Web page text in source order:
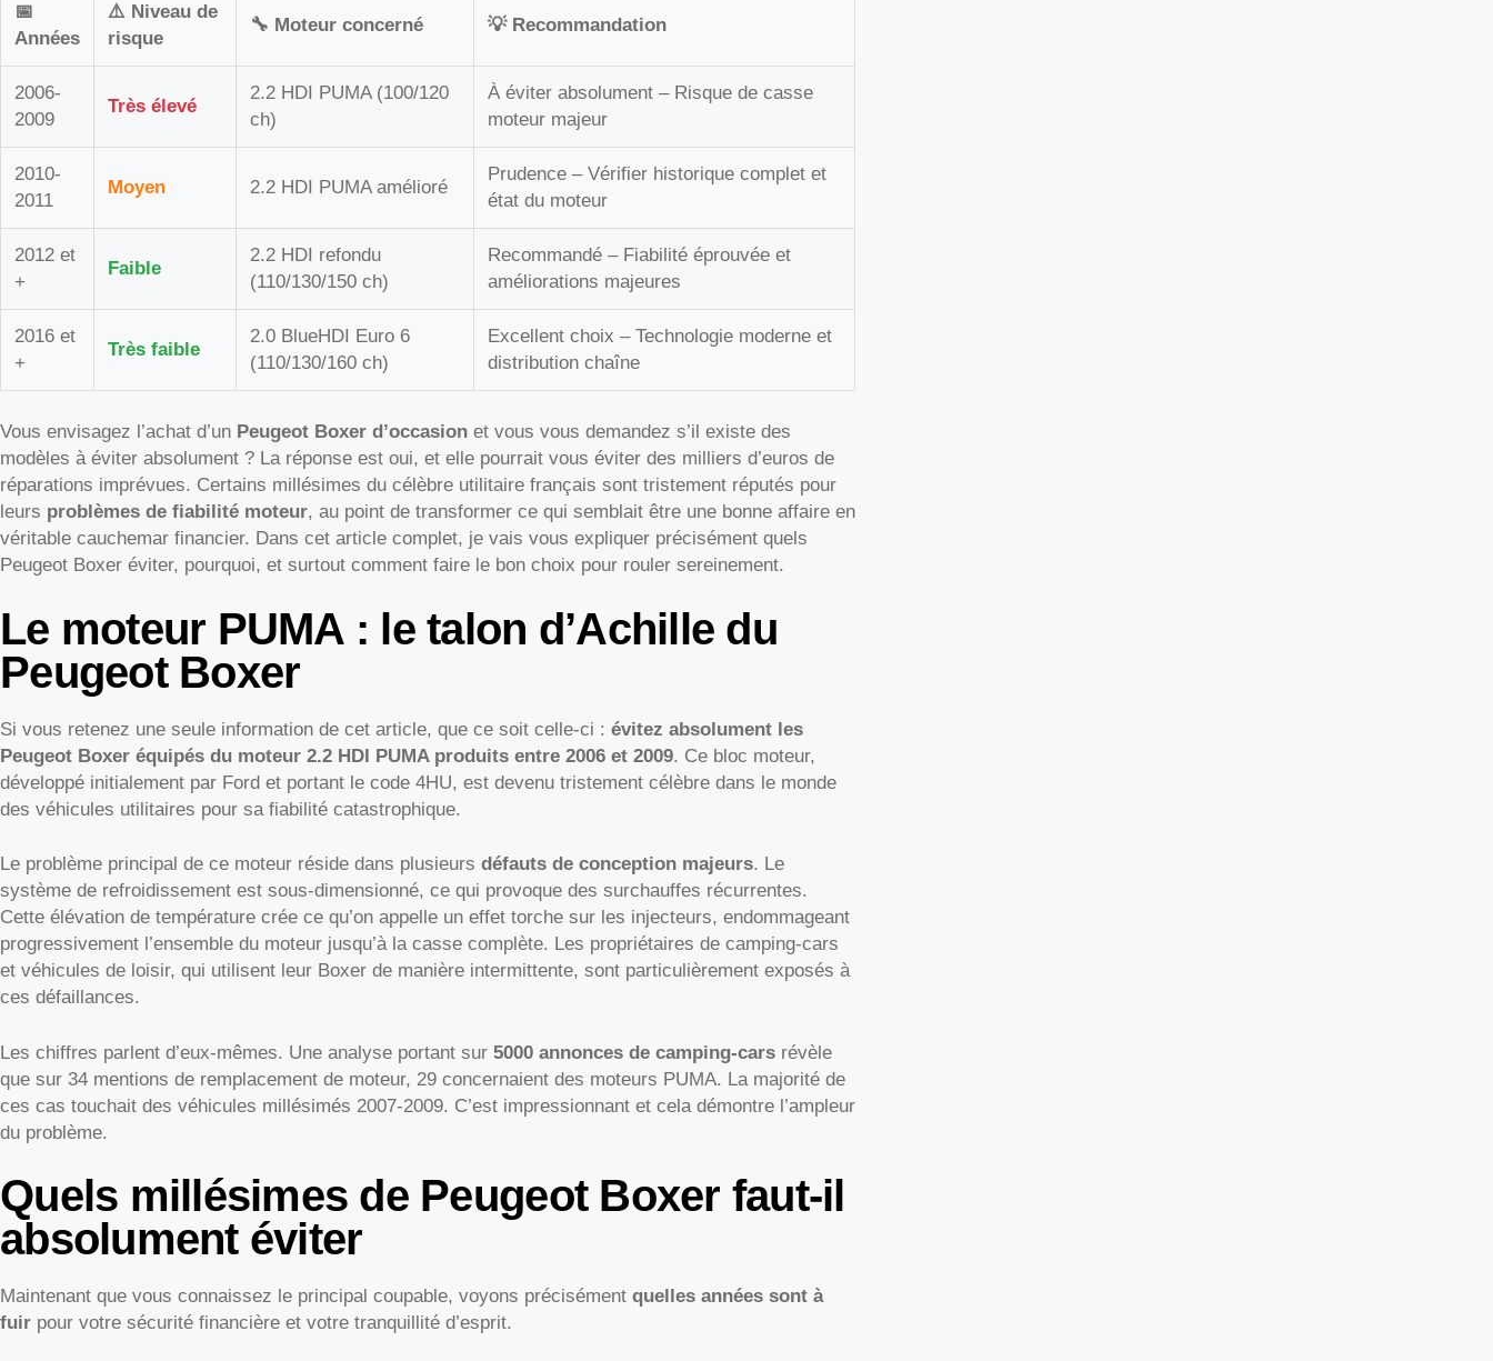
📅
Années
⚠️ Niveau de
risque
🔧 Moteur concerné 💡 Recommandation
2006-
2009
Très élevé
2.2 HDI PUMA (100/120
ch)
À éviter absolument – Risque de casse
moteur majeur
2010-
2011
Moyen 2.2 HDI PUMA amélioré
Prudence – Vérifier historique complet et
état du moteur
2012 et
+
Faible
2.2 HDI refondu
(110/130/150 ch)
Recommandé – Fiabilité éprouvée et
améliorations majeures
2016 et
+
Très faible
2.0 BlueHDI Euro 6
(110/130/160 ch)
Excellent choix – Technologie moderne et
distribution chaîne
Vous envisagez l’achat d’un Peugeot Boxer d’occasion et vous vous demandez s’il existe des
modèles à éviter absolument ? La réponse est oui, et elle pourrait vous éviter des milliers d’euros de
réparations imprévues. Certains millésimes du célèbre utilitaire français sont tristement réputés pour
leurs problèmes de fiabilité moteur, au point de transformer ce qui semblait être une bonne affaire en
véritable cauchemar financier. Dans cet article complet, je vais vous expliquer précisément quels
Peugeot Boxer éviter, pourquoi, et surtout comment faire le bon choix pour rouler sereinement.
Le moteur PUMA : le talon d’Achille du
Peugeot Boxer
Si vous retenez une seule information de cet article, que ce soit celle-ci : évitez absolument les
Peugeot Boxer équipés du moteur 2.2 HDI PUMA produits entre 2006 et 2009. Ce bloc moteur,
développé initialement par Ford et portant le code 4HU, est devenu tristement célèbre dans le monde
des véhicules utilitaires pour sa fiabilité catastrophique.
Le problème principal de ce moteur réside dans plusieurs défauts de conception majeurs. Le
système de refroidissement est sous-dimensionné, ce qui provoque des surchauffes récurrentes.
Cette élévation de température crée ce qu’on appelle un effet torche sur les injecteurs, endommageant
progressivement l’ensemble du moteur jusqu’à la casse complète. Les propriétaires de camping-cars
et véhicules de loisir, qui utilisent leur Boxer de manière intermittente, sont particulièrement exposés à
ces défaillances.
Les chiffres parlent d’eux-mêmes. Une analyse portant sur 5000 annonces de camping-cars révèle
que sur 34 mentions de remplacement de moteur, 29 concernaient des moteurs PUMA. La majorité de
ces cas touchait des véhicules millésimés 2007-2009. C’est impressionnant et cela démontre l’ampleur
du problème.
Quels millésimes de Peugeot Boxer faut-il
absolument éviter
Maintenant que vous connaissez le principal coupable, voyons précisément quelles années sont à
fuir pour votre sécurité financière et votre tranquillité d’esprit.